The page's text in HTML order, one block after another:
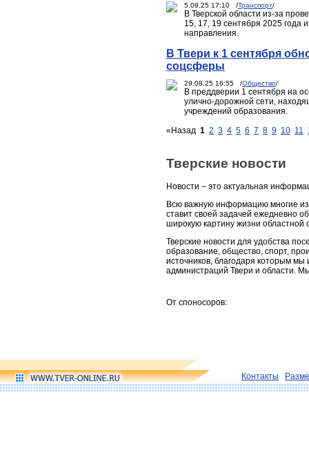
5.09.25 17:10 /Транспорт/
В Тверской области из-за
15, 17, 19 сентября 2025 года
направления.
В Твери к 1 сентября
соцсферы
29.08.25 16:55 /Общество/
В преддверии 1 сентября на
улично-дорожной сети,
учреждений образования.
«Назад 1 2 3 4 5 6 7 8 9 10 11
Тверские новости
Новости – это актуальная
Всю важную информацию многие
ставит своей задачей ежедневно
широкую картину жизни областной
Тверские новости для удобства
образование, общество, спорт,
источников, благодаря которым
администраций Твери и области.
От споносоров:
Контакты